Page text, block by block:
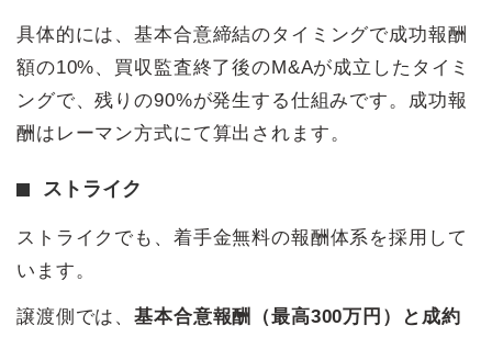
具体的には、基本合意締結のタイミングで成功報酬
額の10%、買収監査終了後のM&Aが成立したタイミ
ングで、残りの90%が発生する仕組みです。成功報
酬はレーマン方式にて算出されます。
ストライク
ストライクでも、着手金無料の報酬体系を採用して
います。
譲渡側では、基本合意報酬（最高300万円）と成約